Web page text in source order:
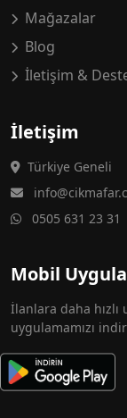
Mağazalar
Blog
İletişim &
İletişim
Türkiye Geneli
0505 631 23 31
Mobil
İlanlara daha
uygulamamızı